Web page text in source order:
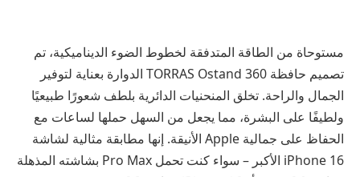
مستوحاة من الطاقة المتدفقة لخطوط الضوء الديناميكية، تم
تصميم حافظة TORRAS Ostand 360 الدوارة بعناية لتوفير
الجمال والراحة. تخلق المنحنيات الدائرية بلطف شعورًا طبيعيًا
ولطيفًا على البشرة، مما يجعل من السهل حملها لساعات مع
الحفاظ على جمالية Apple الأنيقة. إنها مطابقة مثالية لشاشة
iPhone 16 الأكبر – سواء كنت تحمل Pro Max بشاشته المذهلة